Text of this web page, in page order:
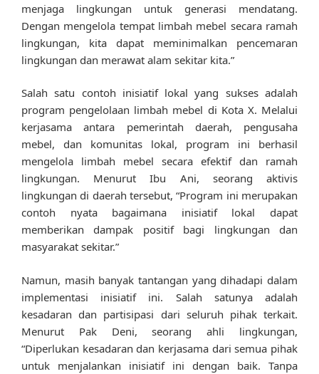
menjaga lingkungan untuk generasi mendatang.
Dengan mengelola tempat limbah mebel secara ramah
lingkungan, kita dapat meminimalkan pencemaran
lingkungan dan merawat alam sekitar kita.”
Salah satu contoh inisiatif lokal yang sukses adalah
program pengelolaan limbah mebel di Kota X. Melalui
kerjasama antara pemerintah daerah, pengusaha
mebel, dan komunitas lokal, program ini berhasil
mengelola limbah mebel secara efektif dan ramah
lingkungan. Menurut Ibu Ani, seorang aktivis
lingkungan di daerah tersebut, “Program ini merupakan
contoh nyata bagaimana inisiatif lokal dapat
memberikan dampak positif bagi lingkungan dan
masyarakat sekitar.”
Namun, masih banyak tantangan yang dihadapi dalam
implementasi inisiatif ini. Salah satunya adalah
kesadaran dan partisipasi dari seluruh pihak terkait.
Menurut Pak Deni, seorang ahli lingkungan,
“Diperlukan kesadaran dan kerjasama dari semua pihak
untuk menjalankan inisiatif ini dengan baik. Tanpa